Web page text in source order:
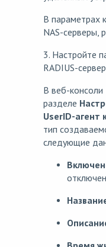
В параметрах
NAS-серверы,
3. Настройте
RADIUS-
В веб-консоли
разделе
UserID-агент
тип
следующие